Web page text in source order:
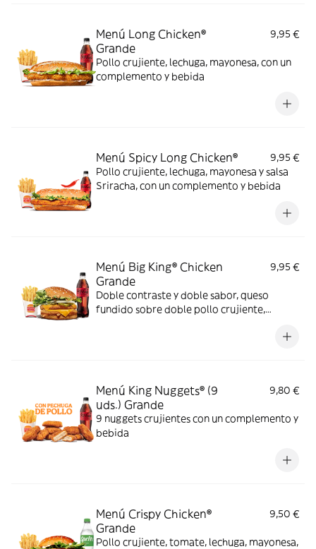
Menú Long Chicken®
Grande
9,95 €
Pollo crujiente, lechuga, mayonesa, con un
complemento y bebida
Menú Spicy Long Chicken®
9,95 €
Pollo crujiente, lechuga, mayonesa y salsa
Sriracha, con un complemento y bebida
Menú Big King® Chicken
Grande
9,95 €
Doble contraste y doble sabor, queso
fundido sobre doble pollo crujiente,
exquisita salsa Big King entre dos panes de
Menú King Nuggets® (9
uds.) Grande
9,80 €
9 nuggets crujientes con un complemento y
bebida
Menú Crispy Chicken®
Grande
9,50 €
Pollo crujiente, tomate, lechuga, mayonesa,